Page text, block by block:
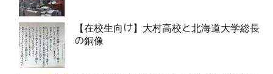
【在校生向け】大村高校と北海道大学総長
の銅像